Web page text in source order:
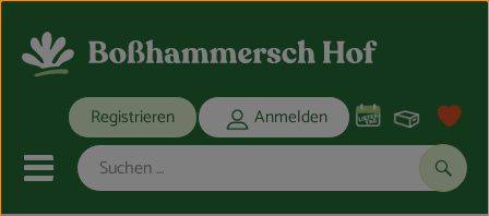
Registrieren Anmelden
Mobiles Menu öffnen oder